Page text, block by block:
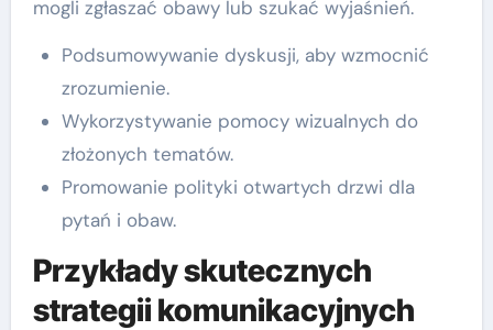
mogli zgłaszać obawy lub szukać wyjaśnień.
Podsumowywanie dyskusji, aby wzmocnić
zrozumienie.
Wykorzystywanie pomocy wizualnych do
złożonych tematów.
Promowanie polityki otwartych drzwi dla
pytań i obaw.
Przykłady skutecznych
strategii komunikacyjnych